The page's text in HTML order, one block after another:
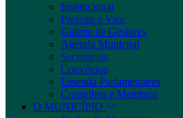
Institucional
Prefeito e Vice
Galeria de Gestores
Agenda Municpal
Secretarias
Convênios
Emenda Parlamentares
Conselhos e Membros
O MUNICÍPIO